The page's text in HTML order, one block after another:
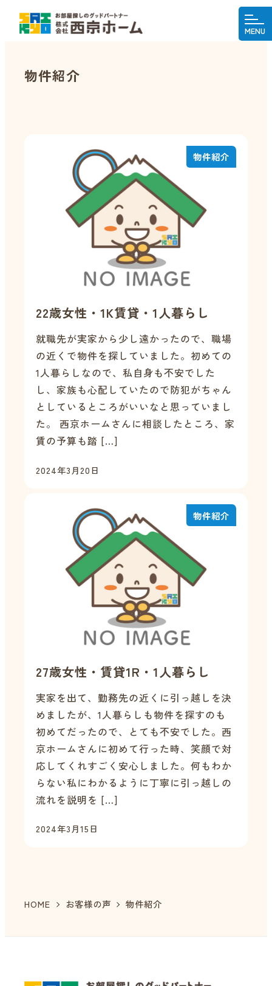
MENU
物件紹介
物件紹介
22歳女性・1K賃貸・1人暮らし
就職先が実家から少し遠かったので、職場
の近くで物件を探していました。初めての
1人暮らしなので、私自身も不安でした
し、家族も心配していたので防犯がちゃん
としているところがいいなと思っていまし
た。 西京ホームさんに相談したところ、家
賃の予算も踏 […]
2024年3月20日
物件紹介
27歳女性・賃貸1R・1人暮らし
実家を出て、勤務先の近くに引っ越しを決
めましたが、1人暮らしも物件を探すのも
初めてだったので、とても不安でした。西
京ホームさんに初めて行った時、笑顔で対
応してくれすごく安心しました。何もわか
らない私にわかるように丁寧に引っ越しの
流れを説明を […]
2024年3月15日
HOME お客様の声 物件紹介